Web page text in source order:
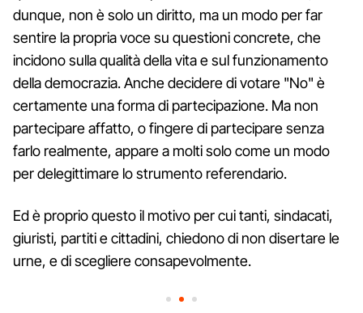
dunque, non è solo un diritto, ma un modo per far
sentire la propria voce su questioni concrete, che
incidono sulla qualità della vita e sul funzionamento
della democrazia. Anche decidere di votare "No" è
certamente una forma di partecipazione. Ma non
partecipare affatto, o fingere di partecipare senza
farlo realmente, appare a molti solo come un modo
per delegittimare lo strumento referendario.
Ed è proprio questo il motivo per cui tanti, sindacati,
giuristi, partiti e cittadini, chiedono di non disertare le
urne, e di scegliere consapevolmente.